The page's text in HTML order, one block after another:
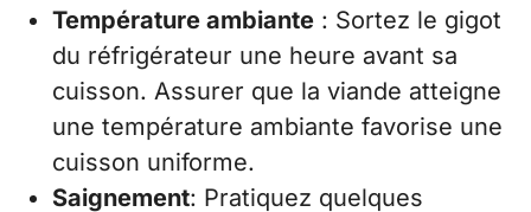
Température ambiante : Sortez le gigot
du réfrigérateur une heure avant sa
cuisson. Assurer que la viande atteigne
une température ambiante favorise une
cuisson uniforme.
Saignement: Pratiquez quelques